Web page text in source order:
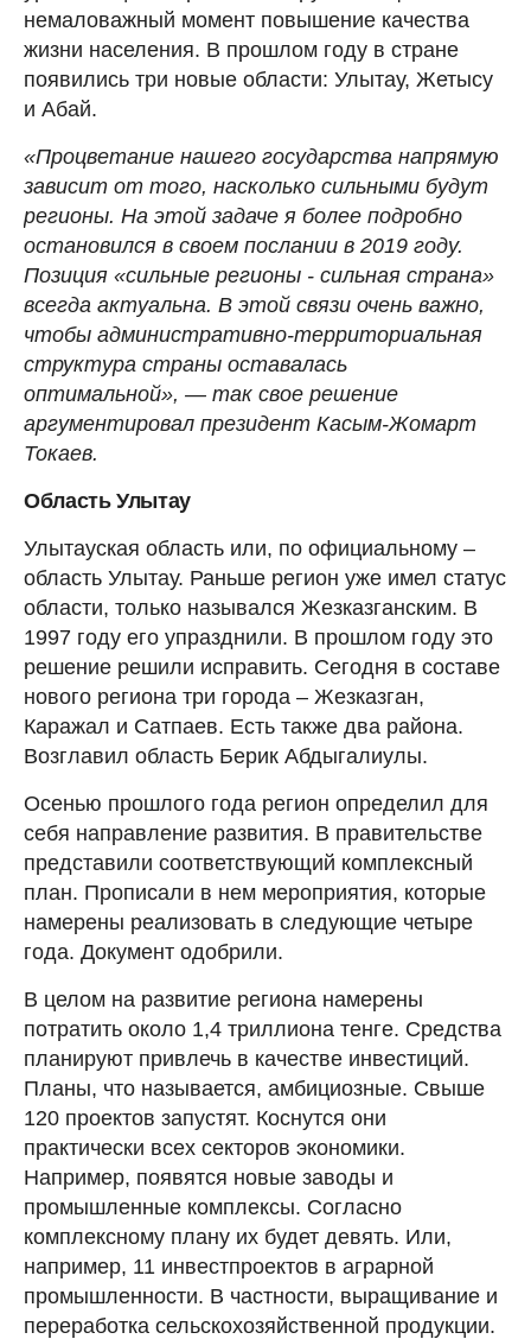
немаловажный момент повышение качества
жизни населения. В прошлом году в стране
появились три новые области: Улытау, Жетысу
и Абай.
«Процветание нашего государства напрямую
зависит от того, насколько сильными будут
регионы. На этой задаче я более подробно
остановился в своем послании в 2019 году.
Позиция «сильные регионы - сильная страна»
всегда актуальна. В этой связи очень важно,
чтобы административно-территориальная
структура страны оставалась
оптимальной», — так свое решение
аргументировал президент Касым-Жомарт
Токаев.
Область Улытау
Улытауская область или, по официальному –
область Улытау. Раньше регион уже имел статус
области, только назывался Жезказганским. В
1997 году его упразднили. В прошлом году это
решение решили исправить. Сегодня в составе
нового региона три города – Жезказган,
Каражал и Сатпаев. Есть также два района.
Возглавил область Берик Абдыгалиулы.
Осенью прошлого года регион определил для
себя направление развития. В правительстве
представили соответствующий комплексный
план. Прописали в нем мероприятия, которые
намерены реализовать в следующие четыре
года. Документ одобрили.
В целом на развитие региона намерены
потратить около 1,4 триллиона тенге. Средства
планируют привлечь в качестве инвестиций.
Планы, что называется, амбициозные. Свыше
120 проектов запустят. Коснутся они
практически всех секторов экономики.
Например, появятся новые заводы и
промышленные комплексы. Согласно
комплексному плану их будет девять. Или,
например, 11 инвестпроектов в аграрной
промышленности. В частности, выращивание и
переработка сельскохозяйственной продукции.